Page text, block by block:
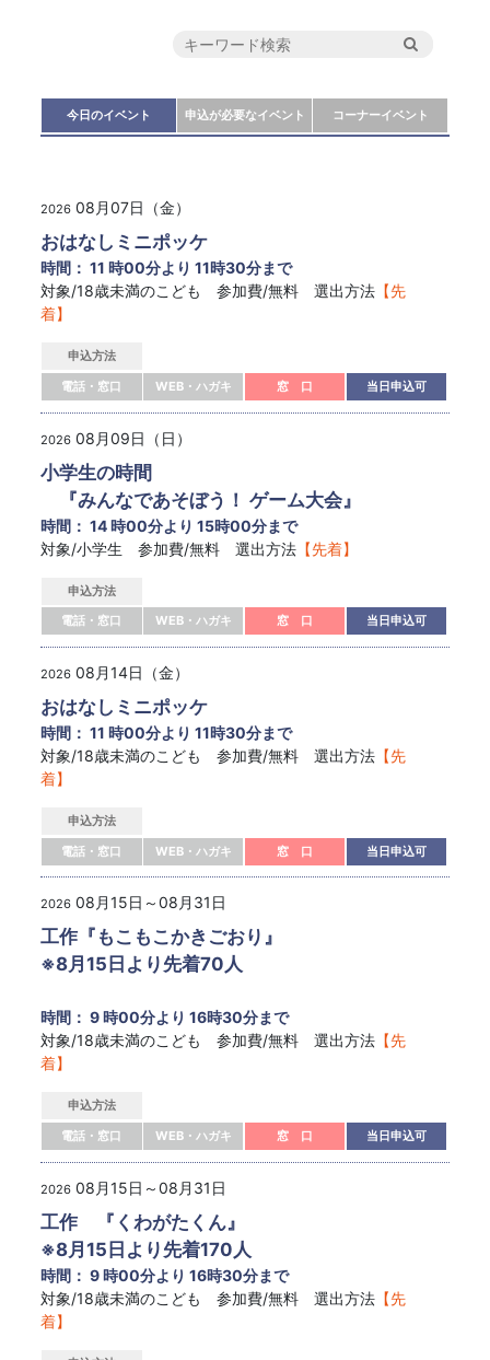
今日のイベント 申込が必要なイベント コーナーイベント
2026 08月07日（金）
おはなしミニポッケ
時間： 11 時00分より 11時30分まで
対象/18歳未満のこども 参加費/無料 選出方法 【先
着】
申込方法
電話・窓口
WEB・ハガキ 窓 口 当日申込可
2026 08月09日（日）
小学生の時間
『みんなであそぼう！ ゲーム大会』
時間： 14 時00分より 15時00分まで
対象/小学生 参加費/無料 選出方法 【先着】
申込方法
電話・窓口
WEB・ハガキ 窓 口 当日申込可
2026 08月14日（金）
おはなしミニポッケ
時間： 11 時00分より 11時30分まで
対象/18歳未満のこども 参加費/無料 選出方法 【先
着】
申込方法
電話・窓口
WEB・ハガキ 窓 口 当日申込可
2026 08月15日～08月31日
工作『もこもこかきごおり』
※8月15日より先着70人
時間： 9 時00分より 16時30分まで
対象/18歳未満のこども 参加費/無料 選出方法 【先
着】
申込方法
電話・窓口
WEB・ハガキ 窓 口 当日申込可
2026 08月15日～08月31日
工作 『くわがたくん』
※8月15日より先着170人
時間： 9 時00分より 16時30分まで
対象/18歳未満のこども 参加費/無料 選出方法 【先
着】